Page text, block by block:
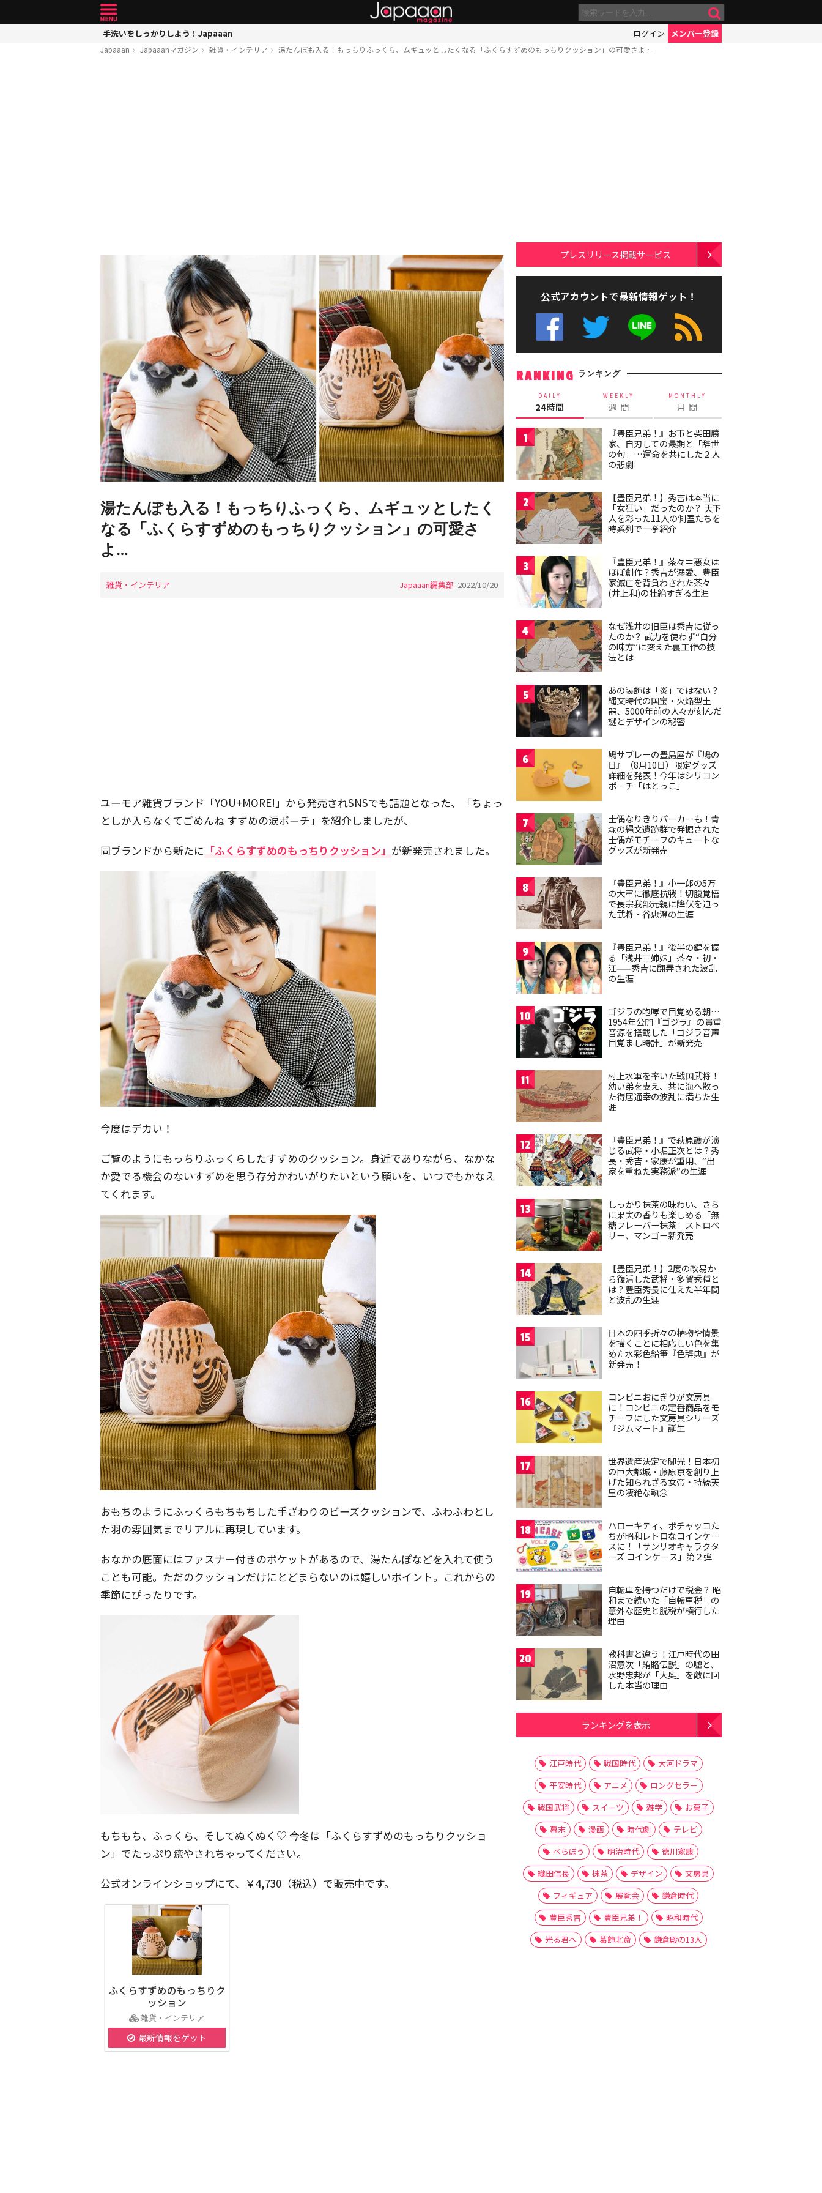
手洗いをしっかりしよう！Japaaan ログイン メンバー登録
Japaaan Japaaanマガジン 雑貨・インテリア 湯たんぽも入る！もっちりふっくら、ムギュッとしたくなる「ふくらすずめのもっちりクッション」の可愛さよ…
湯たんぽも入る！もっちりふっくら、ムギュッとしたく
なる「ふくらすずめのもっちりクッション」の可愛さ
よ…
雑貨・インテリア Japaaan編集部 2022/10/20
ユーモア雑貨ブランド「YOU+MORE!」から発売されSNSでも話題となった、「ちょっ
としか入らなくてごめんね すずめの涙ポーチ」を紹介しましたが、
同ブランドから新たに 「ふくらすずめのもっちりクッション」 が新発売されました。
今度はデカい！
ご覧のようにもっちりふっくらしたすずめのクッション。身近でありながら、なかな
か愛でる機会のないすずめを思う存分かわいがりたいという願いを、いつでもかなえ
てくれます。
おもちのようにふっくらもちもちした手ざわりのビーズクッションで、ふわふわとし
た羽の雰囲気までリアルに再現しています。
おなかの底面にはファスナー付きのポケットがあるので、湯たんぽなどを入れて使う
ことも可能。ただのクッションだけにとどまらないのは嬉しいポイント。これからの
季節にぴったりです。
もちもち、ふっくら、そしてぬくぬく♡ 今冬は「ふくらすずめのもっちりクッショ
ン」でたっぷり癒やされちゃってください。
公式オンラインショップにて、￥4,730（税込）で販売中です。
ふくらすずめのもっちりク
ッション
雑貨・インテリア
最新情報をゲット
プレスリリース掲載サービス
公式アカウントで最新情報ゲット！
RANKING ランキング
DAILY
24時間
WEEKLY
週 間
MONTHLY
月 間
1
『豊臣兄弟！』お市と柴田勝
家、自刃しての最期と「辞世
の句」…運命を共にした２人
の悲劇
2
【豊臣兄弟！】秀吉は本当に
「女狂い」だったのか？ 天下
人を彩った11人の側室たちを
時系列で一挙紹介
3
『豊臣兄弟！』茶々＝悪女は
ほぼ創作？秀吉が溺愛、豊臣
家滅亡を背負わされた茶々
(井上和)の壮絶すぎる生涯
4
なぜ浅井の旧臣は秀吉に従っ
たのか？ 武力を使わず“自分
の味方”に変えた裏工作の技
法とは
5
あの装飾は「炎」ではない？
縄文時代の国宝・火焔型土
器、5000年前の人々が刻んだ
謎とデザインの秘密
6
鳩サブレーの豊島屋が『鳩の
日』（8月10日）限定グッズ
詳細を発表！今年はシリコン
ポーチ「はとっこ」
7
土偶なりきりパーカーも！青
森の縄文遺跡群で発掘された
土偶がモチーフのキュートな
グッズが新発売
8
『豊臣兄弟！』小一郎の5万
の大軍に徹底抗戦！切腹覚悟
で長宗我部元親に降伏を迫っ
た武将・谷忠澄の生涯
9
『豊臣兄弟！』後半の鍵を握
る「浅井三姉妹」茶々・初・
江——秀吉に翻弄された波乱
の生涯
10
ゴジラの咆哮で目覚める朝…
1954年公開『ゴジラ』の貴重
音源を搭載した「ゴジラ音声
目覚まし時計」が新発売
11
村上水軍を率いた戦国武将！
幼い弟を支え、共に海へ散っ
た得居通幸の波乱に満ちた生
涯
12
『豊臣兄弟！』で萩原護が演
じる武将・小堀正次とは？秀
長・秀吉・家康が重用、“出
家を重ねた実務派”の生涯
13
しっかり抹茶の味わい、さら
に果実の香りも楽しめる「無
糖フレーバー抹茶」ストロベ
リー、マンゴー新発売
14
【豊臣兄弟！】2度の改易か
ら復活した武将・多賀秀種と
は？豊臣秀長に仕えた半年間
と波乱の生涯
15
日本の四季折々の植物や情景
を描くことに相応しい色を集
めた水彩色鉛筆『色辞典』が
新発売！
16
コンビニおにぎりが文房具
に！コンビニの定番商品をモ
チーフにした文房具シリーズ
『ジムマート』誕生
17
世界遺産決定で脚光！日本初
の巨大都城・藤原京を創り上
げた知られざる女帝・持統天
皇の凄絶な執念
18
ハローキティ、ポチャッコた
ちが昭和レトロなコインケー
スに！「サンリオキャラクタ
ーズ コインケース」第２弾
19
自転車を持つだけで税金？ 昭
和まで続いた「自転車税」の
意外な歴史と脱税が横行した
理由
20
教科書と違う！江戸時代の田
沼意次「賄賂伝説」の嘘と、
水野忠邦が「大奥」を敵に回
した本当の理由
ランキングを表示
江戸時代 戦国時代
大河ドラマ
平安時代
アニメ
ロングセラー
戦国武将
スイーツ 雑学
お菓子
幕末
漫画 時代劇
テレビ
べらぼう
明治時代
徳川家康
織田信長
抹茶 デザイン
文房具
フィギュア
展覧会
鎌倉時代
豊臣秀吉
豊臣兄弟！
昭和時代
光る君へ
葛飾北斎 鎌倉殿の13人